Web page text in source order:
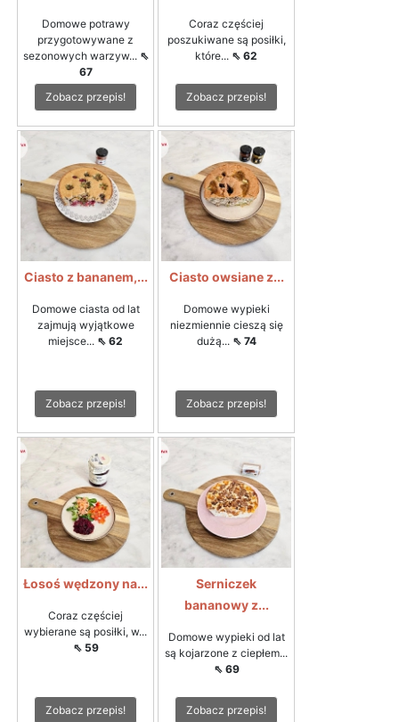
Domowe potrawy
przygotowywane z
sezonowych warzyw... ⇖
67
Zobacz przepis!
Coraz częściej
poszukiwane są posiłki,
które... ⇖ 62
Zobacz przepis!
Ciasto z bananem,...
Domowe ciasta od lat
zajmują wyjątkowe
miejsce... ⇖ 62
Zobacz przepis!
Ciasto owsiane z...
Domowe wypieki
niezmiennie cieszą się
dużą... ⇖ 74
Zobacz przepis!
Łosoś wędzony na...
Coraz częściej
wybierane są posiłki, w...
⇖ 59
Zobacz przepis!
Serniczek
bananowy z...
Domowe wypieki od lat
są kojarzone z ciepłem...
⇖ 69
Zobacz przepis!